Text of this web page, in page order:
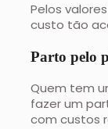
Pelos
custo tão
Parto pelo
Quem tem
fazer um
com custos